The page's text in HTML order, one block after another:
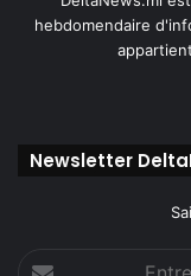
hebdomendaire
Newsletter